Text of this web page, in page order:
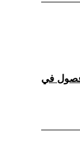
-فصول في